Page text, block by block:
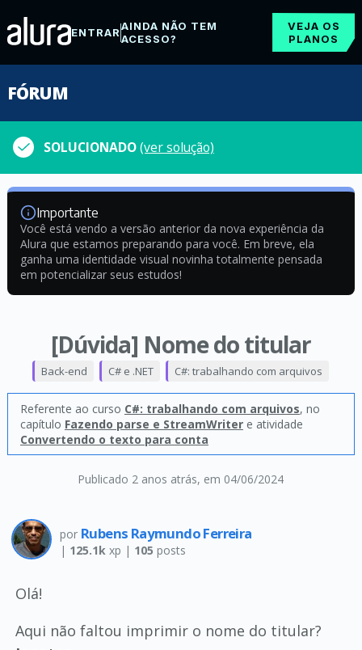
ENTRARAINDA NÃO TEM
ACESSO?
VEJA OS
PLANOS
FÓRUM
SOLUCIONADO(ver solução)
Importante
Você está vendo a versão anterior da nova experiência da
Alura que estamos preparando para você. Em breve, ela
ganha uma identidade visual novinha totalmente pensada
em potencializar seus estudos!
[Dúvida] Nome do titular
Publicado 2 anos atrás, em 04/06/2024
Back-end C# e .NET C#: trabalhando com arquivos
Referente ao curso C#: trabalhando com arquivos, no
capítulo Fazendo parse e StreamWritere atividade
Convertendo o texto para conta
por Rubens Raymundo Ferreira
| 125.1kxp | 105 posts
Olá!
Aqui não faltou imprimir o nome do titular?